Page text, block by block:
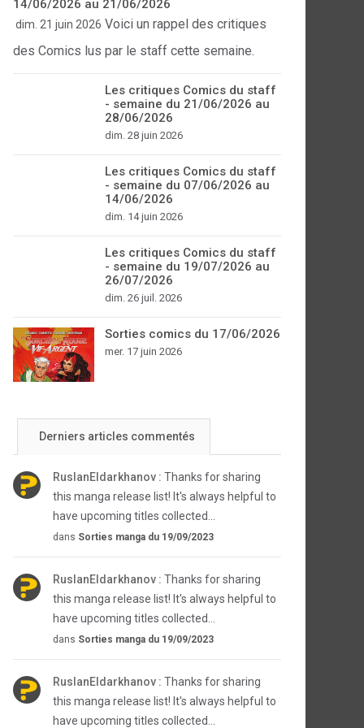
14/06/2026 au 21/06/2026
dim. 21 juin 2026 Voici un rappel des critiques
des Comics lus par le staff cette semaine.
Les critiques Comics du staff
- semaine du 21/06/2026 au
28/06/2026
dim. 28 juin 2026
Les critiques Comics du staff
- semaine du 07/06/2026 au
14/06/2026
dim. 14 juin 2026
Les critiques Comics du staff
- semaine du 19/07/2026 au
26/07/2026
dim. 26 juil. 2026
Sorties comics du 17/06/2026
mer. 17 juin 2026
Derniers articles commentés
RuslanEldarkhanov : Thanks for sharing
this manga release list! It's always helpful to
have upcoming titles collected...
dans Sorties manga du 19/09/2023
RuslanEldarkhanov : Thanks for sharing
this manga release list! It's always helpful to
have upcoming titles collected...
dans Sorties manga du 19/09/2023
RuslanEldarkhanov : Thanks for sharing
this manga release list! It's always helpful to
have upcoming titles collected...